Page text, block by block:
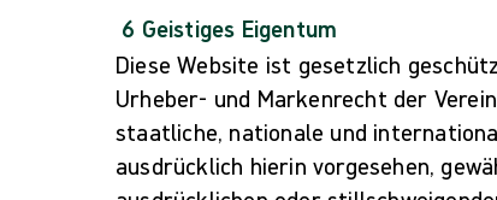
6 Geistiges Eigentum
Diese Website ist gesetzlich
Urheber- und Markenrecht der
staatliche, nationale und
ausdrücklich hierin vorgesehen,